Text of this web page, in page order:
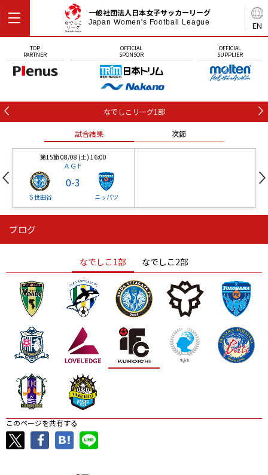
EN
一般社団法人日本女子サッカーリーグ
Japan Women's Football League
TOP
PARTNER
OFFICIAL
SPONSOR
OFFICIAL
SUPPLIER
なでしこリーグ1部
試合結果 次節
第15節 08/08 (土) 16:00
ＡＧＦ
Ｓ世田谷
0-3
ニッパツ
ニッパツ
ニッパツ 名古屋
石人の星
静岡 愛媛Ｌ
ブログ
なでしこ1部 なでしこ2部
このページを共有する